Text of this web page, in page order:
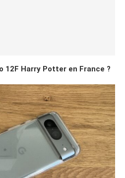
12F Harry Potter en France ?